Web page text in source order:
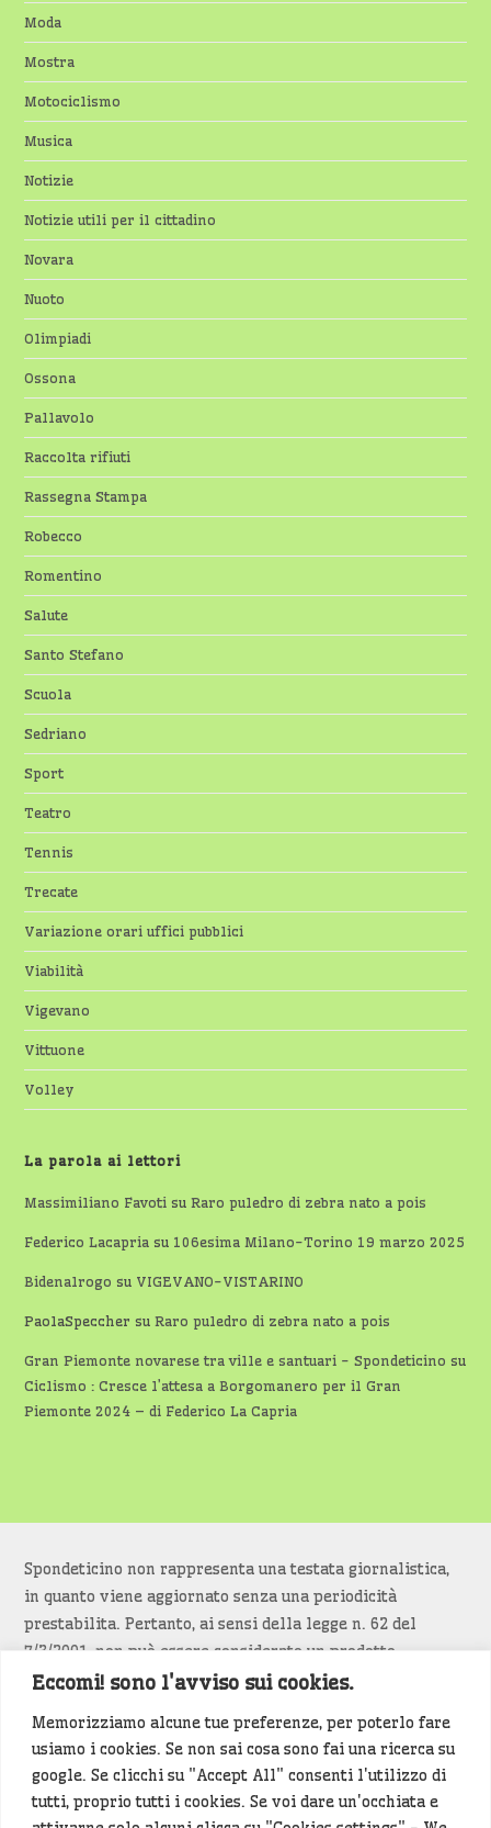
Eccomi! sono l'avviso sui cookies.
Memorizziamo alcune tue preferenze, per poterlo fare
usiamo i cookies. Se non sai cosa sono fai una ricerca su
google. Se clicchi su "Accept All" consenti l'utilizzo di
tutti, proprio tutti i cookies. Se voi dare un'occhiata e
Moda
Mostra
Motociclismo
Musica
Notizie
Notizie utili per il cittadino
Novara
Nuoto
Olimpiadi
Ossona
Pallavolo
Raccolta rifiuti
Rassegna Stampa
Robecco
Romentino
Salute
Santo Stefano
Scuola
Sedriano
Sport
Teatro
Tennis
Trecate
Variazione orari uffici pubblici
Viabilità
Vigevano
Vittuone
Volley
La parola ai lettori
Massimiliano Favoti suRaro puledro di zebra nato a pois
Federico Lacapria su 106esima Milano-Torino 19 marzo 2025
Bidenalrogo su VIGEVANO-VISTARINO
PaolaSpeccher suRaro puledro di zebra nato a pois
Gran Piemonte novarese tra ville e santuari - Spondeticino su
Ciclismo : Cresce l’attesa a Borgomanero per il Gran
Piemonte 2024 – di Federico La Capria
Spondeticino non rappresenta una testata giornalistica,
in quanto viene aggiornato senza una periodicità
prestabilita. Pertanto, ai sensi della legge n. 62 del
7/3/2001, non può essere considerato un prodotto
editoriale.
Siamo attenti a non violare copyright e diritti
d’immagine. Se un contenuto è di tua proprietà e vuoi
richiederne la rimozionediccelo(<- clicca per inviarci un
messaggio).